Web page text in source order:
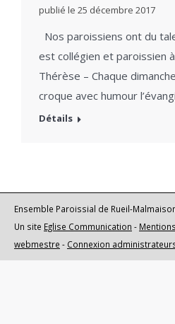
publié le 25 décembre 2017
Nos paroissiens ont du
est collégien et paroissien
Thérèse – Chaque
croque avec humour
Détails
Ensemble Paroissial de Rueil-
Un site Eglise Communication -
webmestre - Connexion